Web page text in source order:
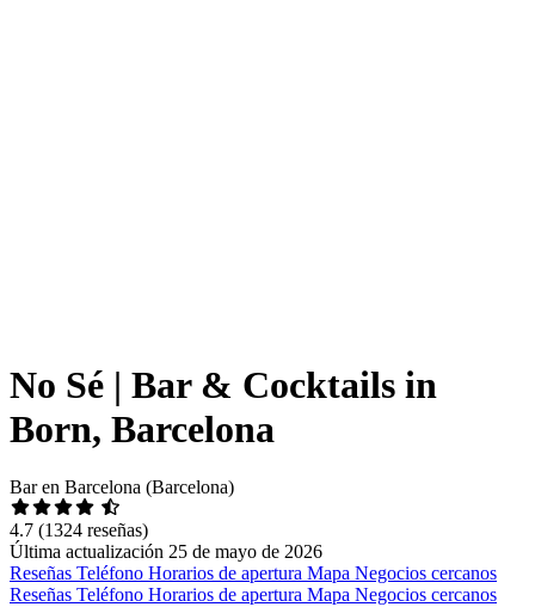
No Sé | Bar & Cocktails in
Born, Barcelona
Bar en Barcelona (Barcelona)
4.7 (1324 reseñas)
Última actualización 25 de mayo de 2026
Reseñas Teléfono Horarios de apertura Mapa Negocios cercanos
Reseñas Teléfono Horarios de apertura Mapa Negocios cercanos